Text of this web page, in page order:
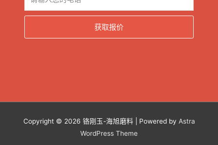
获取报价
Copyright © 2026 铬刚玉-海旭磨料 | Powered by Astra
WordPress Theme